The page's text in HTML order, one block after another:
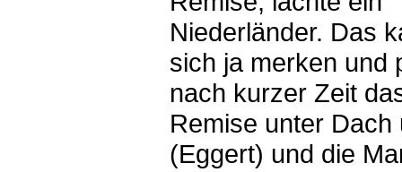
Niederländer. Das
sich ja merken und
nach kurzer Zeit
Remise unter Dach
(Eggert) und die